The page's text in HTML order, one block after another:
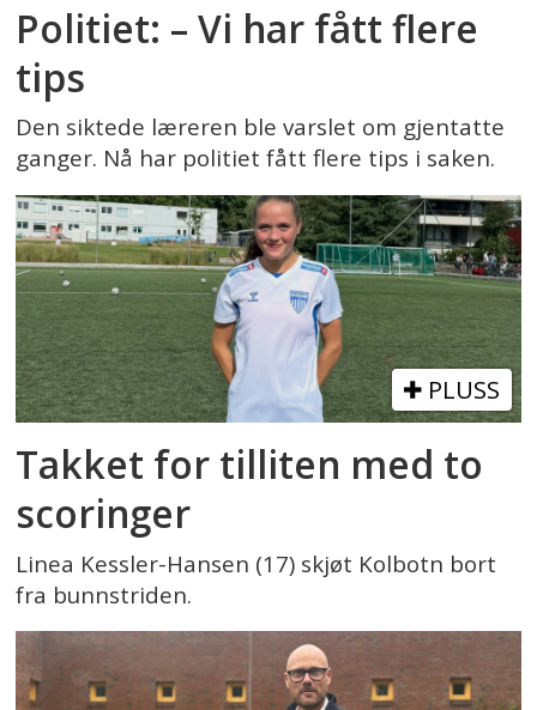
Politiet: – Vi har fått flere
tips
Den siktede læreren ble varslet om gjentatte
ganger. Nå har politiet fått flere tips i saken.
PLUSS
Takket for tilliten med to
scoringer
Linea Kessler-Hansen (17) skjøt Kolbotn bort
fra bunnstriden.